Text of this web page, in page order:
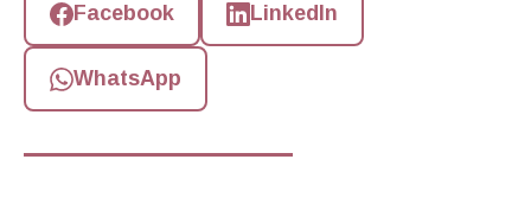
Facebook LinkedIn
WhatsApp